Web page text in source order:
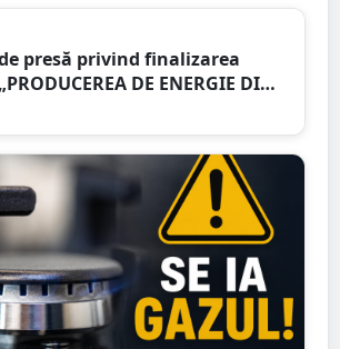
presă privind finalizarea
DE ENERGIE DIN
ÎN CADRUL FERMEI
LIPĂU”